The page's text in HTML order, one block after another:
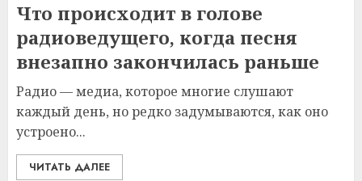
Что происходит в голове
радиоведущего, когда песня
внезапно закончилась раньше
Радио — медиа, которое многие слушают
каждый день, но редко задумываются, как оно
устроено...
ЧИТАТЬ ДАЛЕЕ